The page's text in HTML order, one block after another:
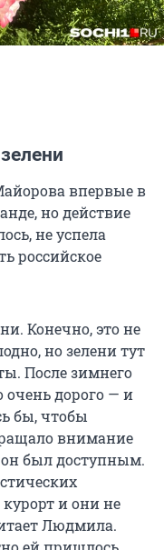
впервые в
но действие
не успела
российское
Конечно, это не
но зелени тут
После зимнего
очень дорого — и
бы, чтобы
внимание
был доступным.
и они не
Людмила.